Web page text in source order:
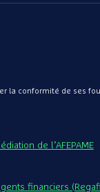
la conformité de ses
de l’AFEPAME
financiers